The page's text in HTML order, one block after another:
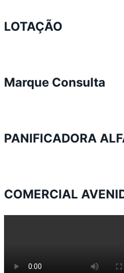
LOTAÇÃO
Marque Consulta
PANIFICADORA
COMERCIAL